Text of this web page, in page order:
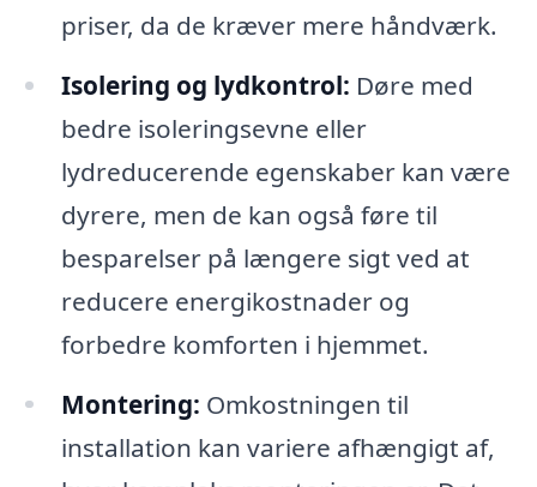
priser, da de kræver mere håndværk.
Isolering og lydkontrol: Døre med
bedre isoleringsevne eller
lydreducerende egenskaber kan være
dyrere, men de kan også føre til
besparelser på længere sigt ved at
reducere energikostnader og
forbedre komforten i hjemmet.
Montering: Omkostningen til
installation kan variere afhængigt af,